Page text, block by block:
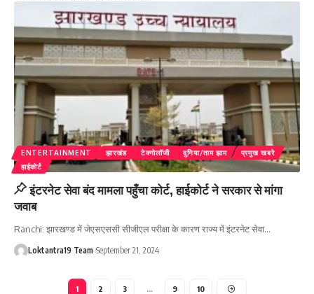
ENTERTAINMENT झारखंड टेक्नोलॉजी दुनिया/ताम झाम
प्रमुख खबरे
हाईकोर्ट
इंटरनेट सेवा बंद मामला पहुँचा कोर्ट, हाईकोर्ट ने सरकार से मांगा
जवाब
Ranchi: झारखण्ड में जेएसएससी सीजीएल परीक्षा के कारण राज्य में इंटरनेट सेवा…
Loktantra19 Team September 21, 2024
1 2 3 … 9 10